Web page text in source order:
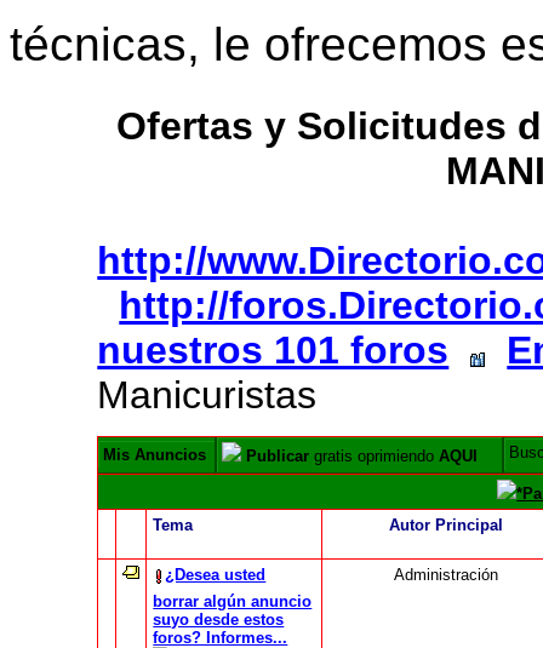
técnicas, le ofrecemos
Ofertas y Solicitudes
http://
http://
nuestros 101 foros
Manicuristas
Mis Anuncios Publicar gratis oprimiendoAQUI
Tema
Autor Principal
¿Desea usted
borrar algún anuncio
suyo desde estos
foros? Informes...
Administración